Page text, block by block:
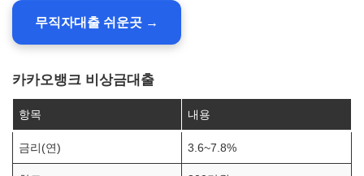
무직자대출 쉬운곳 →
카카오뱅크 비상금대출
항목 내용
금리(연) 3.6~7.8%